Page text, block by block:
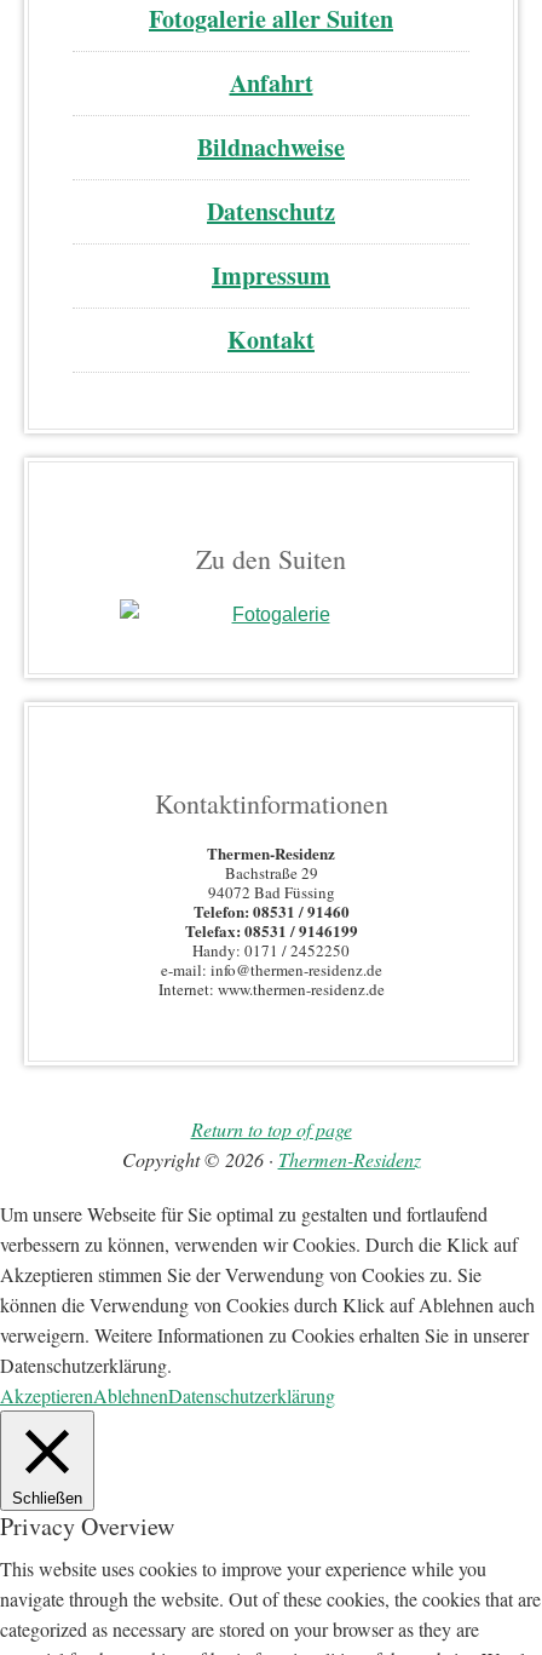
Fotogalerie aller Suiten
Anfahrt
Bildnachweise
Datenschutz
Impressum
Kontakt
Zu den Suiten
Kontaktinformationen
Thermen-Residenz
Bachstraße 29
94072 Bad Füssing
Telefon: 08531 / 91460
Telefax: 08531 / 9146199
Handy: 0171 / 2452250
e-mail: info@thermen-residenz.de
Internet: www.thermen-residenz.de
Return to top of page
Copyright © 2026 · Thermen-Residenz
Um unsere Webseite für Sie optimal zu gestalten und fortlaufend
verbessern zu können, verwenden wir Cookies. Durch die Klick auf
Akzeptieren stimmen Sie der Verwendung von Cookies zu. Sie
können die Verwendung von Cookies durch Klick auf Ablehnen auch
verweigern. Weitere Informationen zu Cookies erhalten Sie in unserer
Datenschutzerklärung.
AkzeptierenAblehnenDatenschutzerklärung
Schließen
Privacy Overview
This website uses cookies to improve your experience while you
navigate through the website. Out of these cookies, the cookies that are
categorized as necessary are stored on your browser as they are